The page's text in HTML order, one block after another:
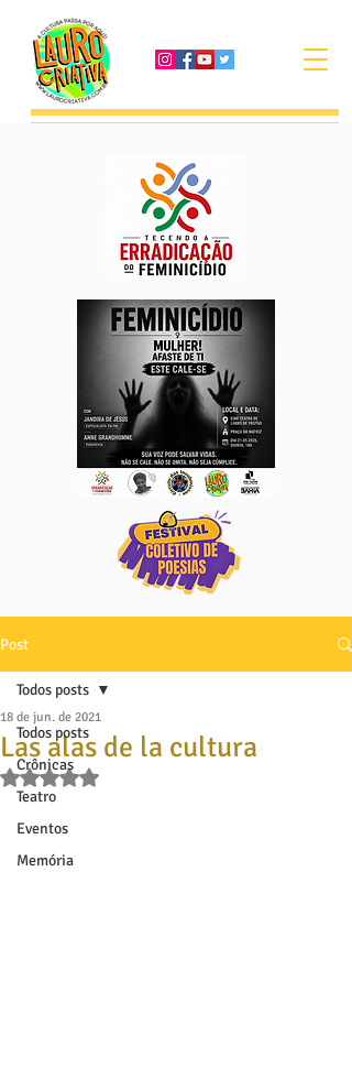
Post
Todos posts
Crônicas
Teatro
Eventos
Memória
Todos posts
Las alas de la cultura
18 de jun. de 2021
Avaliado com NaN de 5 estrelas.